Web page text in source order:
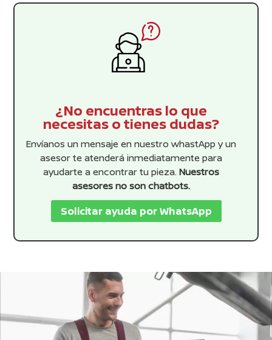
¿No encuentras lo que
necesitas o tienes dudas?
Envíanos un mensaje en nuestro whastApp y un
asesor te atenderá inmediatamente para
ayudarte a encontrar tu pieza. Nuestros
asesores no son chatbots.
Solicitar ayuda por WhatsApp